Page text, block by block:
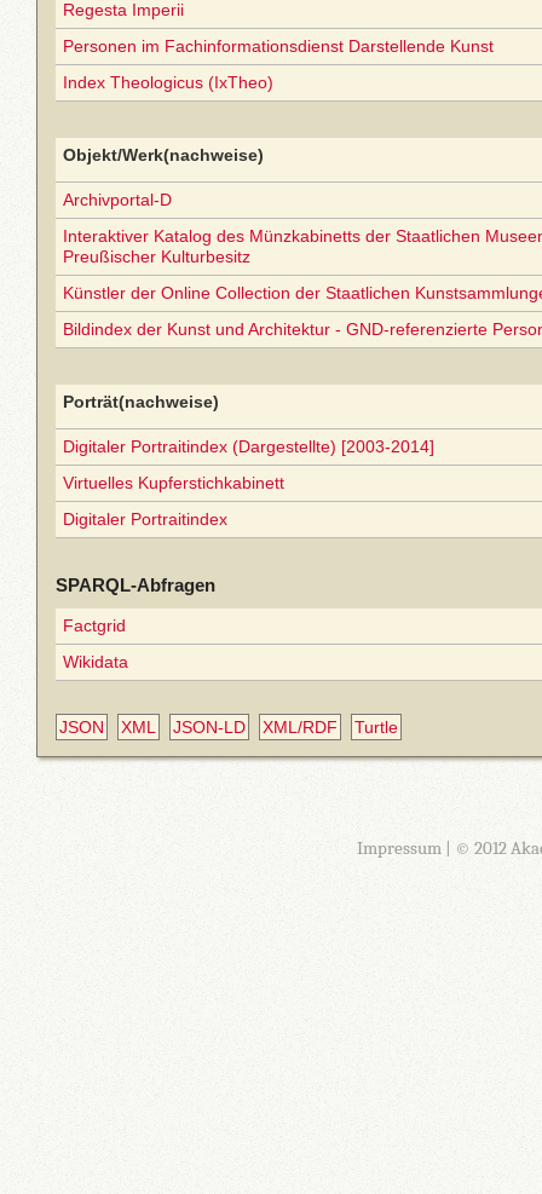
Regesta Imperii
Personen im Fachinformationsdienst Darstellende Kunst
Index Theologicus (IxTheo)
Objekt/Werk(nachweise)
Archivportal-D
Interaktiver Katalog des Münzkabinetts der Staatlichen
Preußischer Kulturbesitz
Künstler der Online Collection der Staatlichen
Bildindex der Kunst und Architektur - GND-referenzierte
Porträt(nachweise)
Digitaler Portraitindex (Dargestellte) [2003-2014]
Virtuelles Kupferstichkabinett
Digitaler Portraitindex
SPARQL-Abfragen
Factgrid
Wikidata
JSON XML JSON-LD XML/RDF Turtle
Impressum| © 2012